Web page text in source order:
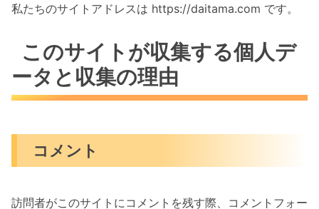
私たちのサイトアドレスは https://daitama.com です。
このサイトが収集する個人デ
ータと収集の理由
コメント
訪問者がこのサイトにコメントを残す際、コメントフォー